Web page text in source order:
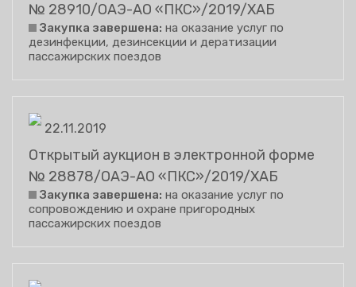
№ 28910/ОАЭ-АО «ПКС»/2019/ХАБ
Закупка завершена: на оказание услуг по
дезинфекции, дезинсекции и дератизации
пассажирских поездов
22.11.2019
Открытый аукцион в электронной форме
№ 28878/ОАЭ-АО «ПКС»/2019/ХАБ
Закупка завершена: на оказание услуг по
сопровождению и охране пригородных
пассажирских поездов